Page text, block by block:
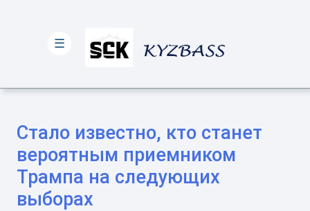
Стало известно, кто станет
вероятным приемником
Трампа на следующих
выборах
☰